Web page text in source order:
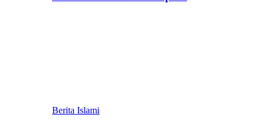
Berita Islami